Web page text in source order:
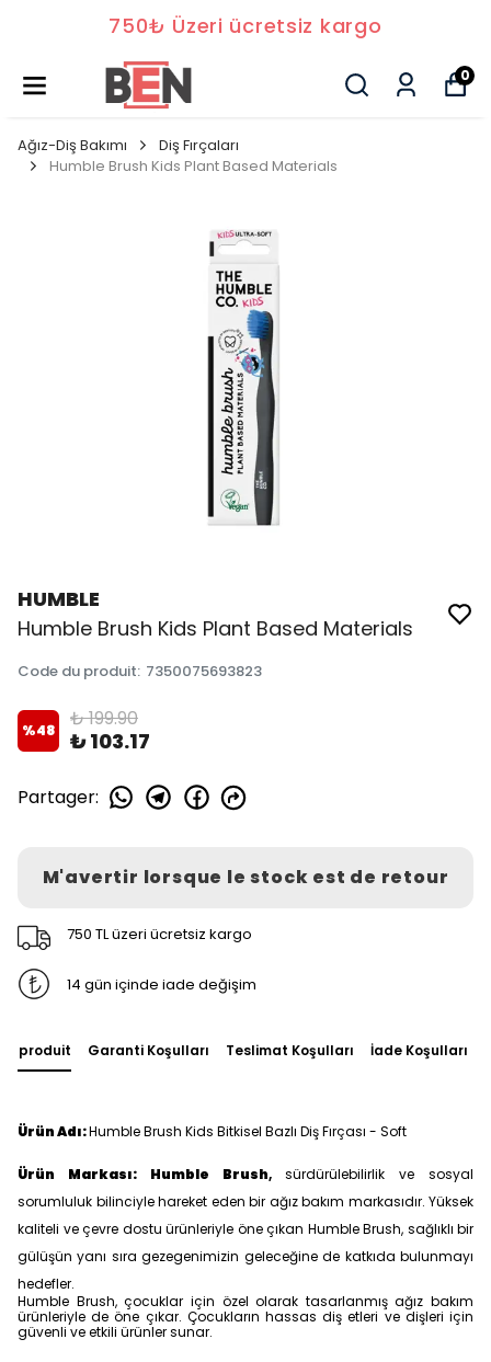
750₺ Üzeri ücretsiz kargo
0
Ağız-Diş Bakımı
Diş Fırçaları
Humble Brush Kids Plant Based Materials
HUMBLE
Humble Brush Kids Plant Based Materials
Code du produit: 7350075693823
%48 ₺ 199.90
₺ 103.17
Partager:
M'avertir lorsque le stock est de retour
750 TL üzeri ücretsiz kargo
14 gün içinde iade değişim
produit Garanti Koşulları Teslimat Koşulları İade Koşulları
Ürün Adı:Humble Brush Kids Bitkisel Bazlı Diş Fırçası - Soft
Ürün Markası: Humble Brush,sürdürülebilirlik ve sosyal
sorumluluk bilinciyle hareket eden bir ağız bakım markasıdır. Yüksek
kaliteli ve çevre dostu ürünleriyle öne çıkan Humble Brush, sağlıklı bir
gülüşün yanı sıra gezegenimizin geleceğine de katkıda bulunmayı
hedefler.
Humble Brush, çocuklar için özel olarak tasarlanmış ağız bakım
ürünleriyle de öne çıkar. Çocukların hassas diş etleri ve dişleri için
güvenli ve etkili ürünler sunar.